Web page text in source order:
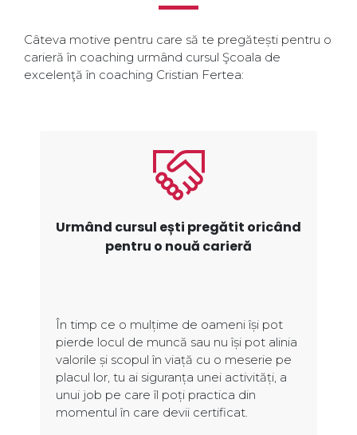
Câteva motive pentru care să te pregătești pentru o
carieră în coaching urmând cursul Şcoala de
excelenţă în coaching Cristian Fertea:
Urmând cursul ești pregătit oricând
pentru o nouă carieră
În timp ce o mulțime de oameni își pot
pierde locul de muncă sau nu își pot alinia
valorile și scopul în viață cu o meserie pe
placul lor, tu ai siguranța unei activități, a
unui job pe care îl poți practica din
momentul în care devii certificat.